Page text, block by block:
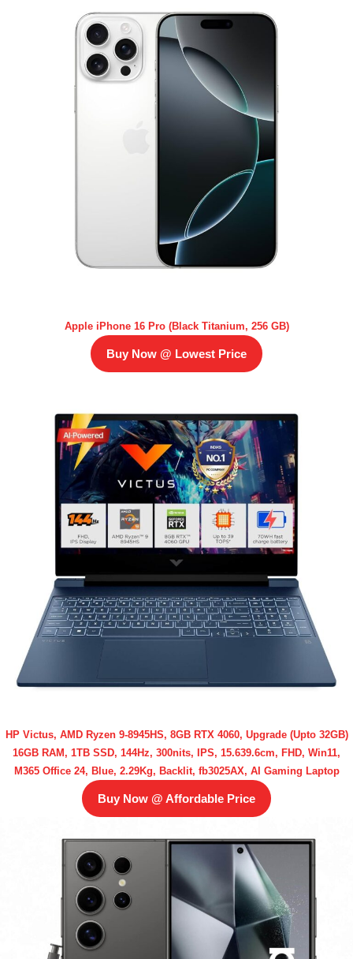
Apple iPhone 16 Pro (Black Titanium, 256 GB)
Buy Now @ Lowest Price
HP Victus, AMD Ryzen 9-8945HS, 8GB RTX 4060, Upgrade (Upto 32GB)
16GB RAM, 1TB SSD, 144Hz, 300nits, IPS, 15.639.6cm, FHD, Win11,
M365 Office 24, Blue, 2.29Kg, Backlit, fb3025AX, AI Gaming Laptop
Buy Now @ Affordable Price